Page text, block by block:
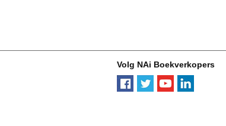
Volg NAi Boekverkopers